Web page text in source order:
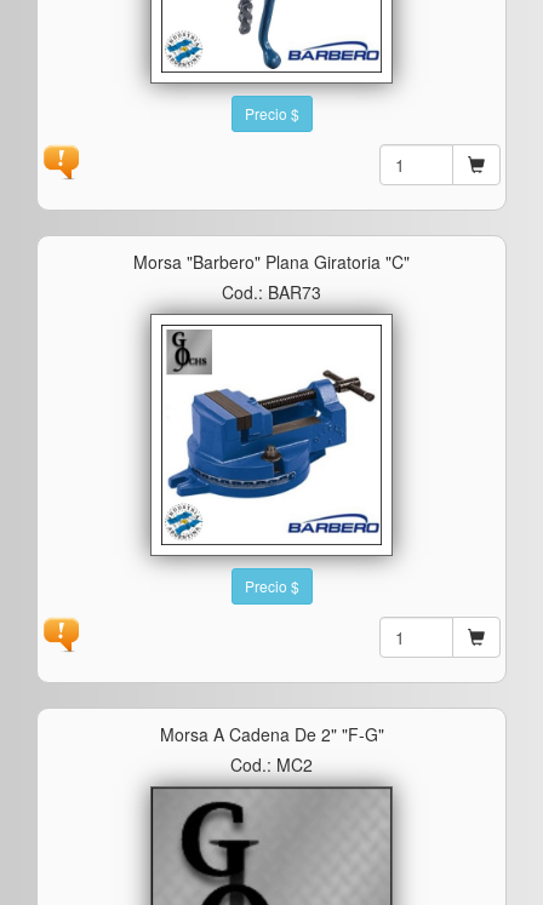
Precio $
Morsa "barbero" Plana Giratoria "c"
Cod.: BAR73
Precio $
Morsa A Cadena De 2" "f-G"
Cod.: MC2